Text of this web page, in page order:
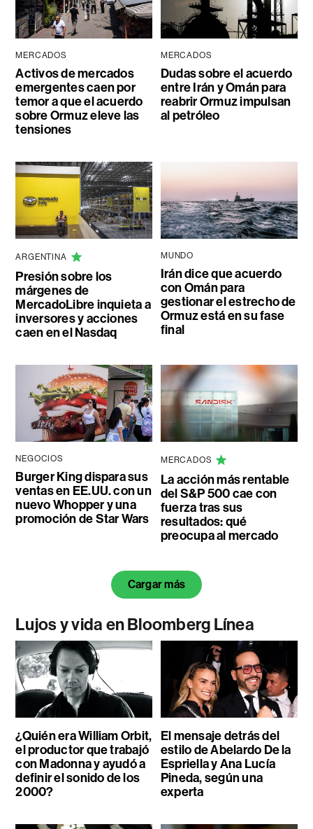
MERCADOS
Activos de mercados
emergentes caen por
temor a que el acuerdo
sobre Ormuz eleve las
tensiones
MERCADOS
Dudas sobre el acuerdo
entre Irán y Omán para
reabrir Ormuz impulsan
al petróleo
ARGENTINA
Presión sobre los
márgenes de
MercadoLibre inquieta a
inversores y acciones
caen en el Nasdaq
MUNDO
Irán dice que acuerdo
con Omán para
gestionar el estrecho de
Ormuz está en su fase
final
NEGOCIOS
Burger King dispara sus
ventas en EE.UU. con un
nuevo Whopper y una
promoción de Star Wars
MERCADOS
La acción más rentable
del S&P 500 cae con
fuerza tras sus
resultados: qué
preocupa al mercado
Cargar más
Lujos y vida en Bloomberg Línea
¿Quién era William Orbit,
el productor que trabajó
con Madonna y ayudó a
definir el sonido de los
2000?
El mensaje detrás del
estilo de Abelardo De la
Espriella y Ana Lucía
Pineda, según una
experta